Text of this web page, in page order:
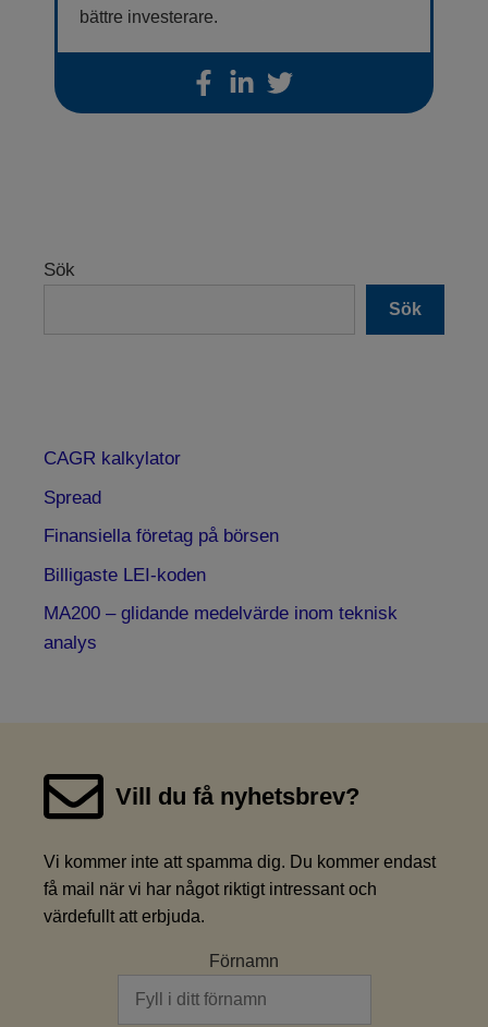
bättre investerare.
Sök
Sök
CAGR kalkylator
Spread
Finansiella företag på börsen
Billigaste LEI-koden
MA200 – glidande medelvärde inom teknisk
analys
Vill du få nyhetsbrev?
Vi kommer inte att spamma dig. Du kommer endast
få mail när vi har något riktigt intressant och
värdefullt att erbjuda.
Förnamn